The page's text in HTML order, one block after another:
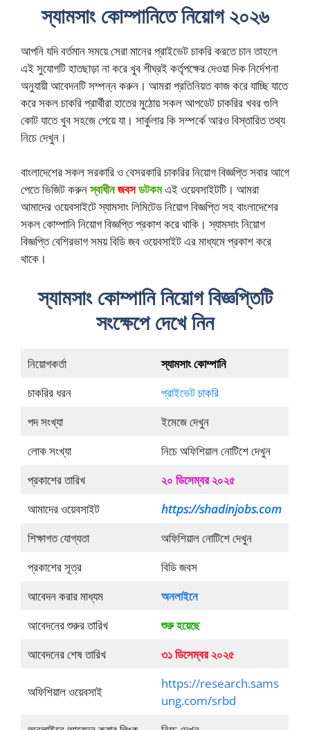
স্যামসাং কোম্পানিতে নিয়োগ ২০২৬
আপনি যদি বর্তমান সময়ে সেরা মানের প্রাইভেট চাকরি করতে চান তাহলে
এই সুযোগটি হাতছাড়া না করে খুব শীঘ্রই কর্তৃপক্ষের দেওয়া দিক নির্দেশনা
অনুযায়ী আবেদনটি সম্পন্ন করুন। আমরা প্রতিনিয়ত কাজ করে যাচ্ছি যাতে
করে সকল চাকরি প্রার্থীরা হাতের মুঠোয় সকল আপডেট চাকরির খবর গুলি
কোট যাতে খুব সহজে পেয়ে যা। সার্কুলার কি সম্পর্কে আরও বিস্তারিত তথ্য
নিচে দেখুন।
বাংলাদেশের সকল সরকারি ও বেসরকারি চাকরির নিয়োগ বিজ্ঞপ্তি সবার আগে
পেতে ভিজিট করুনস্বাধীনজবসডটকমএই ওয়েবসাইটটি। আমরা
আমাদের ওয়েবসাইটে স্যামসাং লিমিটেড নিয়োগ বিজ্ঞপ্তি সহ বাংলাদেশের
সকল কোম্পানি নিয়োগ বিজ্ঞপ্তি প্রকাশ করে থাকি। স্যামসাং নিয়োগ
বিজ্ঞপ্তি বেশিরভাগ সময় বিডি জব ওয়েবসাইট এর মাধ্যমে প্রকাশ করে
থাকে।
স্যামসাং কোম্পানি নিয়োগ বিজ্ঞপ্তিটি
সংক্ষেপে দেখে নিন
নিয়োগকর্তা
স্যামসাং কোম্পানি
চাকরির ধরন
প্রাইভেটচাকরি
পদ সংখ্যা
ইমেজে দেখুন
লোক সংখ্যা
নিচে অফিশিয়াল নোটিশে দেখুন
প্রকাশের তারিখ
২০ ডিসেম্বর ২০২৫
আমাদের ওয়েবসাইট
https://shadinjobs.com
শিক্ষাগত যোগ্যতা
অফিশিয়াল নোটিশে দেখুন
প্রকাশের সূত্র
বিডি জবস
আবেদন করার মাধ্যম
অনলাইনে
আবেদনের শুরুর তারিখ
শুরু হয়েছে
আবেদনের শেষ তারিখ
৩১ ডিসেম্বর ২০২৫
অফিশিয়াল ওয়েবসাই
https://research.sams
ung.com/srbd